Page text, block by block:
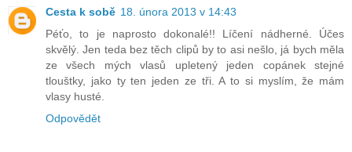
Cesta k sobě 18. února 2013 v 14:43
Péťo, to je naprosto dokonalé!! Líčení nádherné. Účes
skvělý. Jen teda bez těch clipů by to asi nešlo, já bych měla
ze všech mých vlasů upletený jeden copánek stejné
tlouštky, jako ty ten jeden ze tři. A to si myslím, že mám
vlasy husté.
Odpovědět